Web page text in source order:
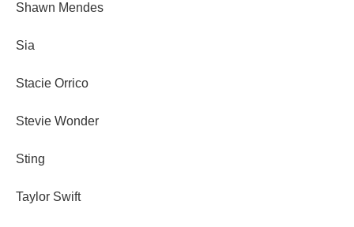
Shawn Mendes
Sia
Stacie Orrico
Stevie Wonder
Sting
Taylor Swift